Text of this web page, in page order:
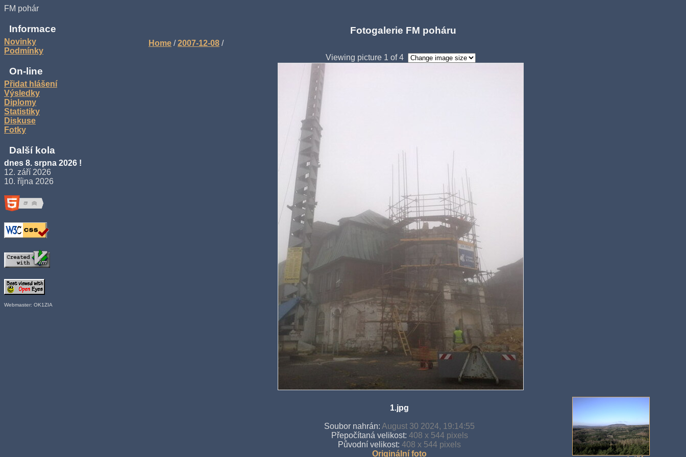
FM pohár
Informace
Novinky
Podmínky
On-line
Přidat hlášení
Výsledky
Diplomy
Statistiky
Diskuse
Fotky
Další kola
dnes 8. srpna 2026 !
12. září 2026
10. října 2026
Webmaster: OK1ZIA
Fotogalerie FM poháru
Home /2007-12-08 /
Viewing picture 1 of 4
1.jpg
Soubor nahrán: August 30 2024, 19:14:55
Přepočítaná velikost: 408 x 544 pixels
Původní velikost: 408 x 544 pixels
Originální foto